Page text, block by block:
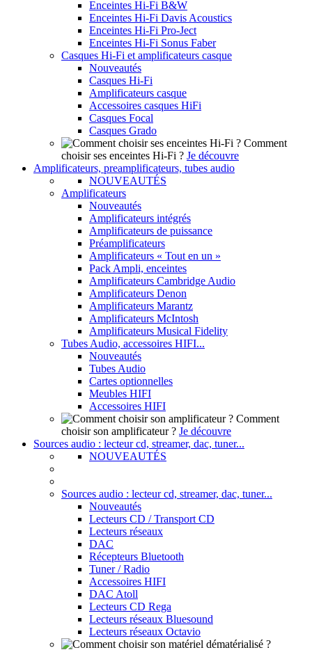
Enceintes Hi-Fi B&W
Enceintes Hi-Fi Davis Acoustics
Enceintes Hi-Fi Pro-Ject
Enceintes Hi-Fi Sonus Faber
Casques Hi-Fi et amplificateurs casque
Nouveautés
Casques Hi-Fi
Amplificateurs casque
Accessoires casques HiFi
Casques Focal
Casques Grado
Comment
choisir ses enceintes Hi-Fi ? Je découvre
Amplificateurs, preamplificateurs, tubes audio
NOUVEAUTÉS
Amplificateurs
Nouveautés
Amplificateurs intégrés
Amplificateurs de puissance
Préamplificateurs
Amplificateurs « Tout en un »
Pack Ampli, enceintes
Amplificateurs Cambridge Audio
Amplificateurs Denon
Amplificateurs Marantz
Amplificateurs McIntosh
Amplificateurs Musical Fidelity
Tubes Audio, accessoires HIFI...
Nouveautés
Tubes Audio
Cartes optionnelles
Meubles HIFI
Accessoires HIFI
Comment
choisir son amplificateur ? Je découvre
Sources audio : lecteur cd, streamer, dac, tuner...
NOUVEAUTÉS
Sources audio : lecteur cd, streamer, dac, tuner...
Nouveautés
Lecteurs CD / Transport CD
Lecteurs réseaux
DAC
Récepteurs Bluetooth
Tuner / Radio
Accessoires HIFI
DAC Atoll
Lecteurs CD Rega
Lecteurs réseaux Bluesound
Lecteurs réseaux Octavio